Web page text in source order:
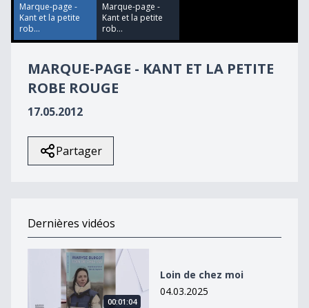
seconds
Marque-page -
Kant et la petite
rob...
Marque-page -
Kant et la petite
rob...
MARQUE-PAGE - KANT ET LA PETITE
ROBE ROUGE
17.05.2012
Partager
Dernières vidéos
Loin de chez moi
00:01:04
Loin de chez moi
04.03.2025